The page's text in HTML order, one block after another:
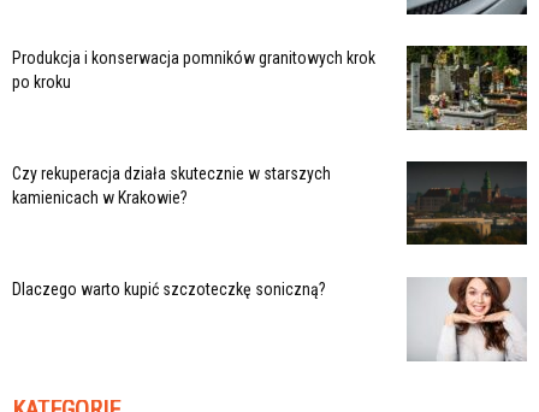
Produkcja i konserwacja pomników granitowych krok
po kroku
Czy rekuperacja działa skutecznie w starszych
kamienicach w Krakowie?
Dlaczego warto kupić szczoteczkę soniczną?